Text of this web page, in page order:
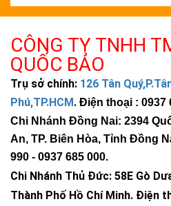
CÔNG TY TNHH
QUỐC BẢO
Trụ sở chính: 126 Tân
Phú,TP.HCM . Điện thoại : 0937
Chi Nhánh Đồng Nai: 2394
An, TP. Biên Hòa, Tỉnh Đồng
990 - 0937 685 000.
Chi Nhánh Thủ Đức: 58E Gò
Thành Phố Hồ Chí Minh. Điện